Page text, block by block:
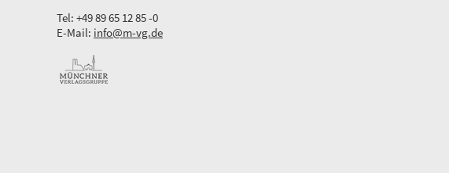
Tel: +49 89 65 12 85 -0
E-Mail: info@m-vg.de